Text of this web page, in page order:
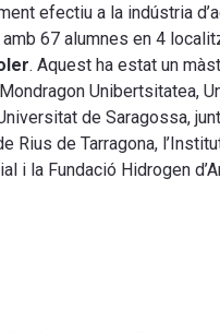
efectiu a la indústria
67 alumnes en 4
. Aquest ha estat un
Unibertsitatea,
de Saragossa,
de Tarragona,
i la Fundació Hidrogen